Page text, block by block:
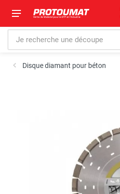
Disque diamant pour béton